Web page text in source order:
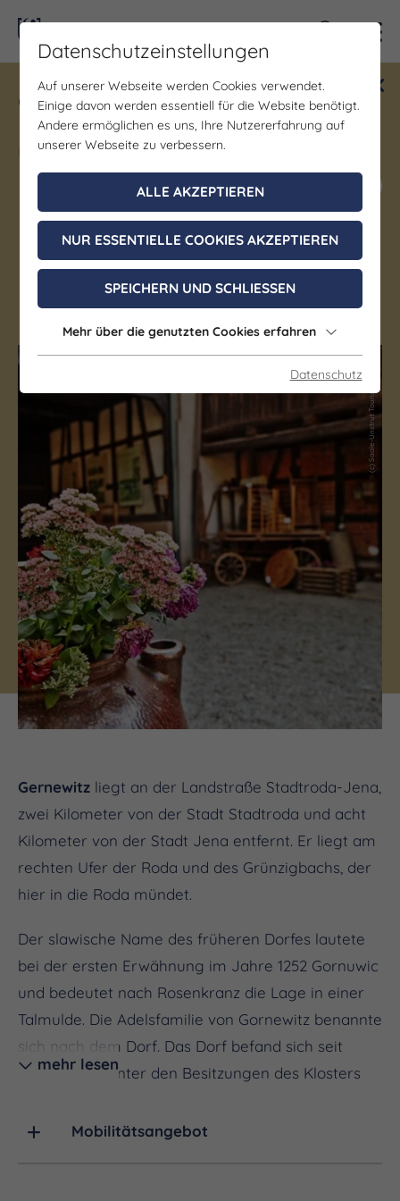
Gewinne ein Blind Date mit Saale-
Unstrut! Teilnahme vom 1.7. - 18.12.
möglich.
Jetzt mitmachen
Gernewitz
Stadtroda OT Gernewitz
(c) Saale-Unstrut Tourismus GmbH
Gernewitz liegt an der Landstraße Stadtroda-Jena,
zwei Kilometer von der Stadt Stadtroda und acht
Kilometer von der Stadt Jena entfernt. Er liegt am
rechten Ufer der Roda und des Grünzigbachs, der
hier in die Roda mündet.
Der slawische Name des früheren Dorfes lautete
bei der ersten Erwähnung im Jahre 1252 Gornuwic
und bedeutet nach Rosenkranz die Lage in einer
Talmulde. Die Adelsfamilie von Gornewitz benannte
sich nach dem Dorf. Das Dorf befand sich seit
alten Zeiten unter den Besitzungen des Klosters
Seit 1994 ist Gernewitz ein Ortsteil von Stadtroda
mehr lesen
Mobilitätsangebot
Datenschutzeinstellungen
Auf unserer Webseite werden Cookies verwendet.
Einige davon werden essentiell für die Website benötigt.
Andere ermöglichen es uns, Ihre Nutzererfahrung auf
unserer Webseite zu verbessern.
ALLE AKZEPTIEREN
NUR ESSENTIELLE COOKIES AKZEPTIEREN
SPEICHERN UND SCHLIESSEN
Mehr über die genutzten Cookies erfahren
Datenschutz